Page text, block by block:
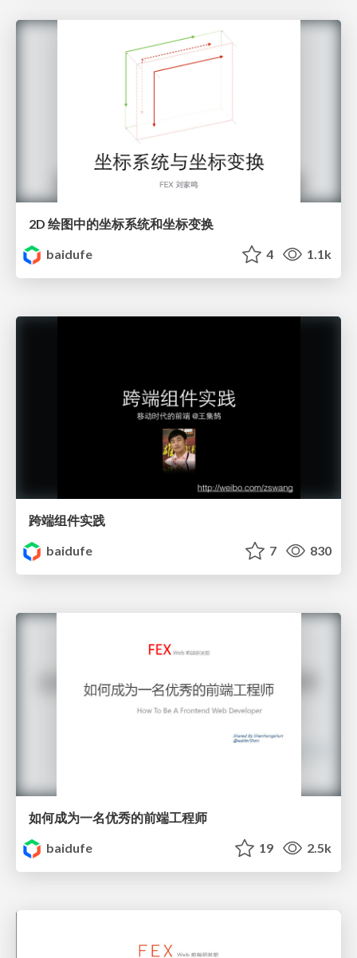
2D 绘图中的坐标系统和坐标变换
baidufe
4 1.1k
跨端组件实践
baidufe
7 830
如何成为一名优秀的前端工程师
baidufe
19 2.5k